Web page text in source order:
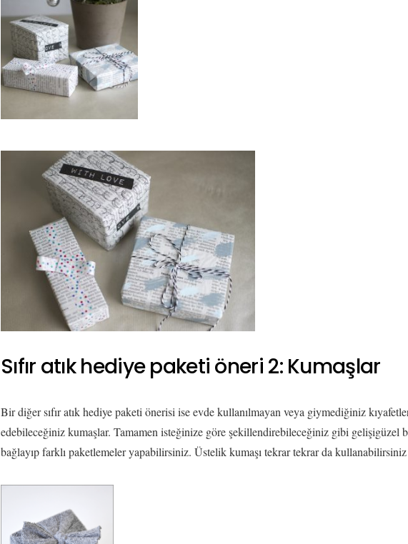
Sıfır atık hediye paketi öneri 2: Kumaşlar
Bir diğer sıfır atık hediye paketi önerisi ise evde kullanılmayan veya giymediğiniz
edebileceğiniz kumaşlar. Tamamen isteğinize göre şekillendirebileceğiniz gibi gelişigüzel
bağlayıp farklı paketlemeler yapabilirsiniz. Üstelik kumaşı tekrar tekrar da